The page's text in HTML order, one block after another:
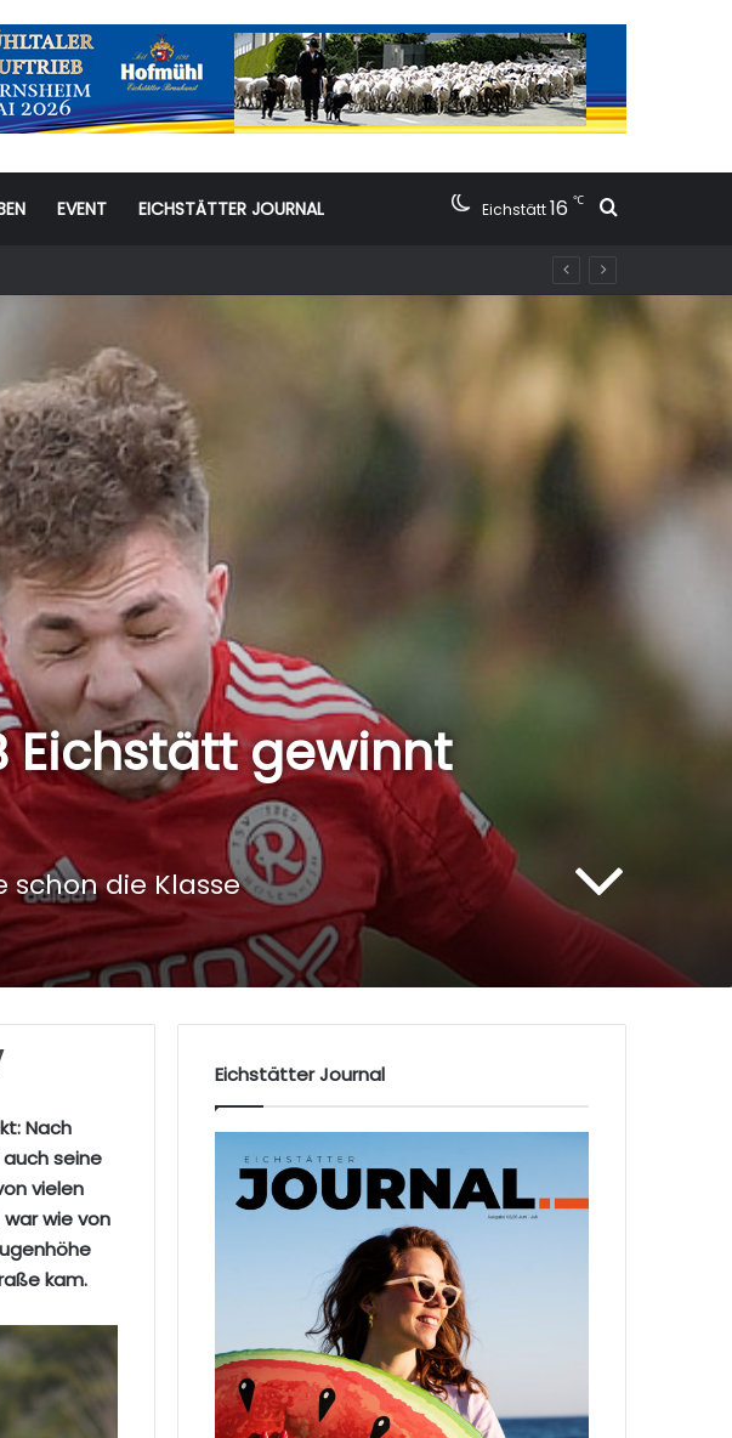
EVENT EICHSTÄTTER JOURNAL Eichstätt16 ℃ Suchen
für ganze Familie
Eichstätt gewinnt
die Klasse
Nach
seine
vielen
wie von
kam.
Eichstätter Journal